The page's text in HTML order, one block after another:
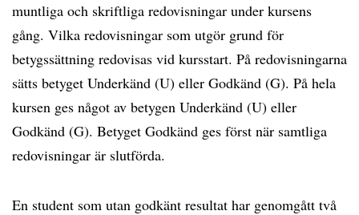
muntliga och skriftliga redovisningar under kursens
gång. Vilka redovisningar som utgör grund för
betygssättning redovisas vid kursstart. På redovisningarna
sätts betyget Underkänd (U) eller Godkänd (G). På hela
kursen ges något av betygen Underkänd (U) eller
Godkänd (G). Betyget Godkänd ges först när samtliga
redovisningar är slutförda.
En student som utan godkänt resultat har genomgått två